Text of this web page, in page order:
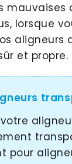
mauvaises
lorsque
aligneurs
et propre.
pour